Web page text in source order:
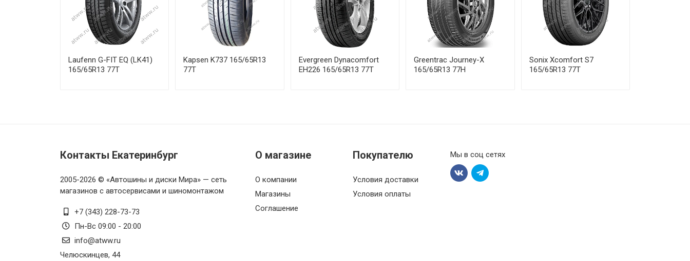
Sonix Ecopro 99 195/60R15 88V
Sonix Ecopro 99 205/65R15 94V
Sonix Ecopro 99 215/55R16 97W
Laufenn G-FIT EQ (LK41)
165/65R13 77T
Kapsen K737 165/65R13
77T
Evergreen Dynacomfort
EH226 165/65R13 77T
Greentrac Journey-X
165/65R13 77H
Sonix Xcomfort S7
165/65R13 77T
Контакты Екатеринбург
2005-2026 © «Автошины и диски Мира» — сеть
магазинов с автосервисами и шиномонтажом
+7 (343) 228-73-73
Пн-Вс 09:00 - 20:00
info@atww.ru
Челюскинцев, 44
О магазине
О компании
Магазины
Соглашение
Покупателю
Условия доставки
Условия оплаты
Мы в соц сетях